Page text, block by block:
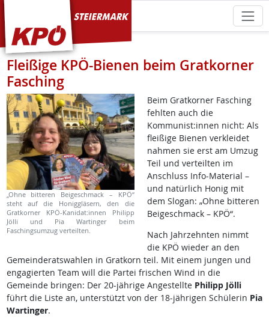
KPÖ Steiermark
Fleißige KPÖ-Bienen beim Gratkorner
Fasching
„Ohne bitteren Beigeschmack – KPÖ“
steht auf die Honiggläsern, den die
Gratkorner KPÖ-Kanidat:innen Philipp
Jölli und Pia Wartinger beim
Faschingsumzug verteilten.
Beim Gratkorner Fasching
fehlten auch die
Kommunist:innen nicht: Als
fleißige Bienen verkleidet
nahmen sie erst am Umzug
Teil und verteilten im
Anschluss Info-Material –
und natürlich Honig mit
dem Slogan: „Ohne bitteren
Beigeschmack – KPÖ“.
Nach Jahrzehnten nimmt
die KPÖ wieder an den
Gemeinderatswahlen in Gratkorn teil. Mit einem jungen und
engagierten Team will die Partei frischen Wind in die
Gemeinde bringen: Der 20-jährige Angestellte Philipp Jölli
führt die Liste an, unterstützt von der 18-jährigen Schülerin Pia
Wartinger.